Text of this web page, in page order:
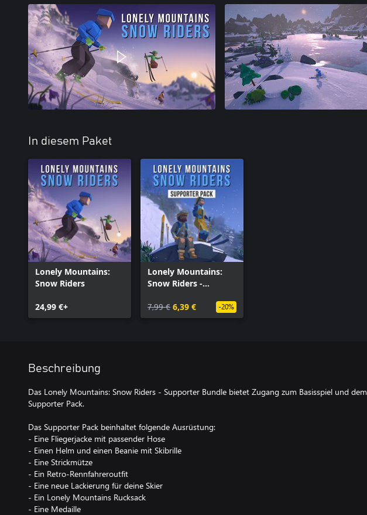
In diesem Paket
Lonely Mountains:
Snow Riders
24,99 €+
Lonely Mountains:
Snow Riders -
7,99 € 6,39 € -20%
Beschreibung
Das Lonely Mountains: Snow Riders - Supporter Bundle bietet Zugang zum Basisspiel und dem
Supporter Pack.
Das Supporter Pack beinhaltet folgende Ausrüstung:
- Eine Fliegerjacke mit passender Hose
- Einen Helm und einen Beanie mit Skibrille
- Eine Strickmütze
- Ein Retro-Rennfahreroutfit
- Eine neue Lackierung für deine Skier
- Ein Lonely Mountains Rucksack
- Eine Medaille